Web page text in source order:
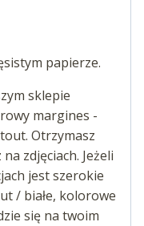
papierze.
sklepie
margines -
Otrzymasz
zdjęciach. Jeżeli
jest szerokie
/ białe, kolorowe
się na twoim